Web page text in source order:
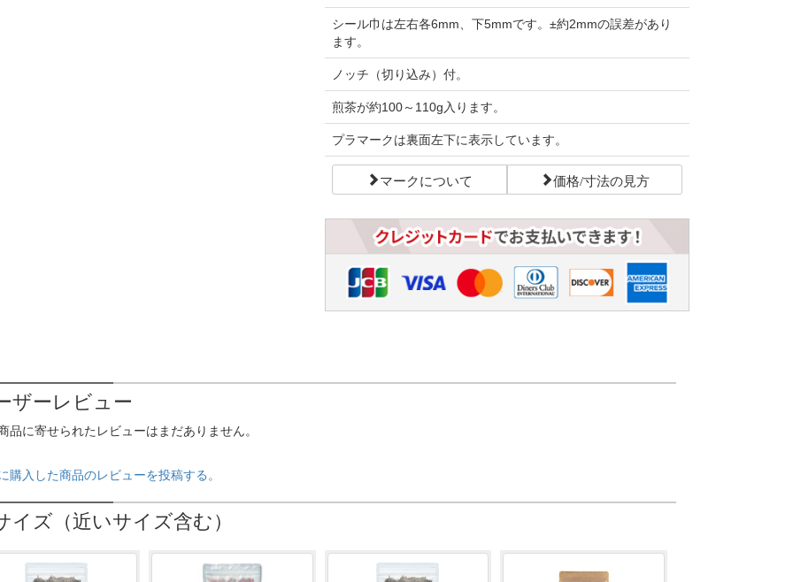
シール巾は左右各6mm、下5mmです。±約2mmの誤差があり
ます。
ノッチ（切り込み）付。
煎茶が約100～110g入ります。
プラマークは裏面左下に表示しています。
マークについて 価格/寸法の見方
ザーレビュー
品に寄せられたレビューはまだありません。
購入した商品のレビューを投稿する。
イズ（近いサイズ含む）